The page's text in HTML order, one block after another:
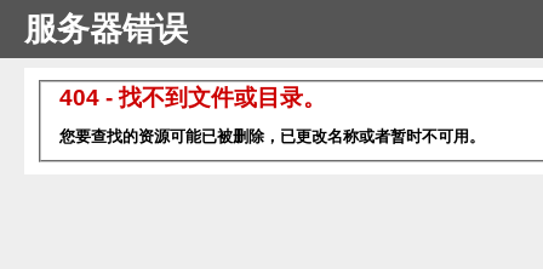
服务器错误
404 - 找不到文件或目录。
您要查找的资源可能已被删除，已更改名称或者暂时不可用。